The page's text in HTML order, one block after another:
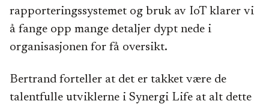
rapporteringssystemet og bruk av IoT klarer vi
å fange opp mange detaljer dypt nede i
organisasjonen for få oversikt.
Bertrand forteller at det er takket være de
talentfulle utviklerne i Synergi Life at alt dette